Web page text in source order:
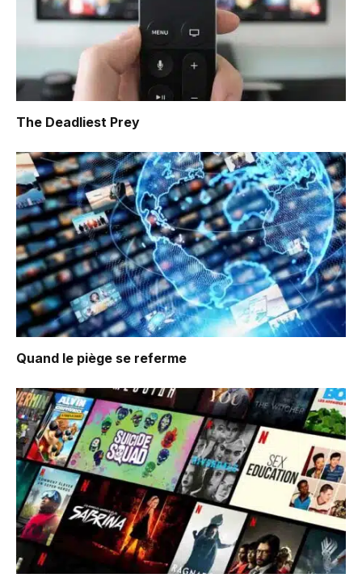
The Deadliest Prey
Quand le piège se referme